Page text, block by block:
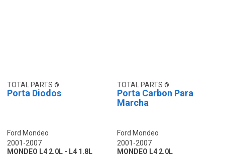
TOTAL PARTS
Porta Diodos
Ford Mondeo
2001-2007
MONDEO L4 2.0L - L4 1.8L
TOTAL PARTS
Porta Carbon Para
Marcha
Ford Mondeo
2001-2007
MONDEO L4 2.0L